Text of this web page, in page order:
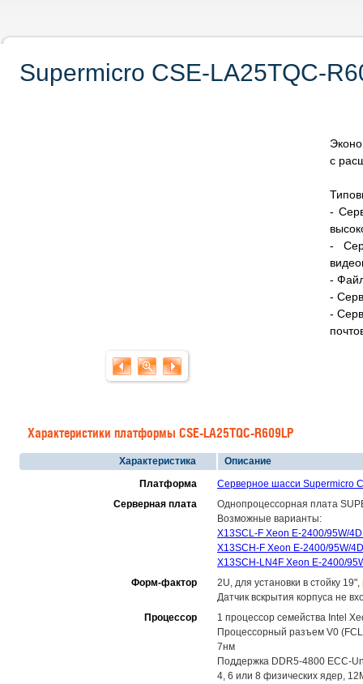
Supermicro CSE-LA25TQC-
с
-
-
-
-
-
Характеристики платформы CSE-LA25TQC-R609LP
Характеристика
Описание
Платформа
Серверное шасси Supermicro
Серверная плата
Однопроцессорная плата
Возможные варианты:
X13SCL-F Xeon E-2400/95W/
X13SCH-F Xeon E-2400/95W/
X13SCH-LN4F Xeon E-2400/
Форм-фактор
2U, для установки в стойку 19",
Датчик вскрытия корпуса не
Процессор
1 процессор семейства Intel
Процессорный разъем V0
7нм
Поддержка DDR5-4800 ECC-
4, 6 или 8 физических ядер,